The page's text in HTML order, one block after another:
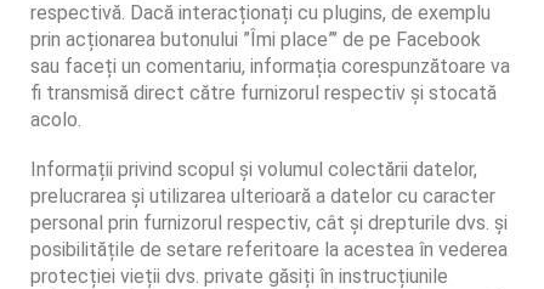
respectivă. Dacă interacționați cu plugins, de exemplu
prin acționarea butonului ”Îmi place”’ de pe Facebook
sau faceți un comentariu, informația corespunzătoare va
fi transmisă direct către furnizorul respectiv și stocată
acolo.
Informații privind scopul și volumul colectării datelor,
prelucrarea și utilizarea ulterioară a datelor cu caracter
personal prin furnizorul respectiv, cât și drepturile dvs. și
posibilitățile de setare referitoare la acestea în vederea
protecției vieții dvs. private găsiți în instrucțiunile